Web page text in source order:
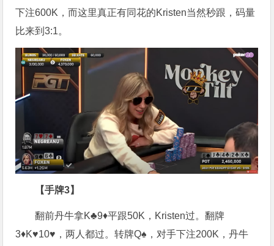
下注600K，而这里真正有同花的Kristen当然秒跟，码量
比来到3:1。
【手牌3】
翻前丹牛拿K♣9♦平跟50K，Kristen过。翻牌
3♦K♥10♥，两人都过。转牌Q♠，对手下注200K，丹牛